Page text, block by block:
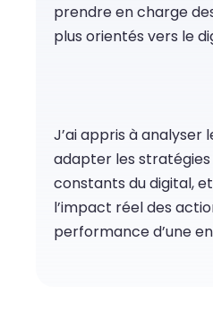
prendre en charge
plus orientés vers le
J’ai appris à analyser
adapter les
constants du digital,
l’impact réel des
performance d’une